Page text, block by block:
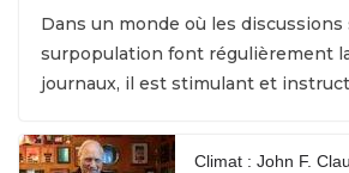
Dans un monde où les discussions
surpopulation font régulièrement
journaux, il est stimulant et
Climat : John F.